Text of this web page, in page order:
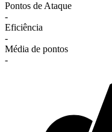
Pontos de Ataque
-
Eficiência
-
Média de pontos
-